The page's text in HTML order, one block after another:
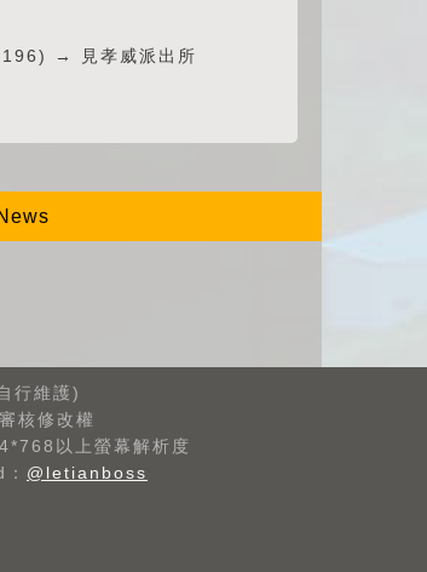
→ 見孝威派出所
行維護)
核修改權
以上螢幕解析度
@letianboss